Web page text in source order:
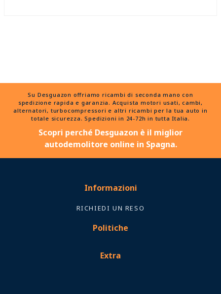
Su Desguazon offriamo ricambi di seconda mano con
spedizione rapida e garanzia. Acquista motori usati, cambi,
alternatori, turbocompressori e altri ricambi per la tua auto in
totale sicurezza. Spedizioni in 24-72h in tutta Italia.
Scopri perché Desguazon è il miglior
autodemolitore online in Spagna.
Informazioni
RICHIEDI UN RESO
Politiche
Extra